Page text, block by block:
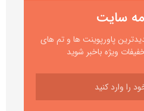
سایت
پاورپوینت ها و تم های
ویژه باخبر شوید